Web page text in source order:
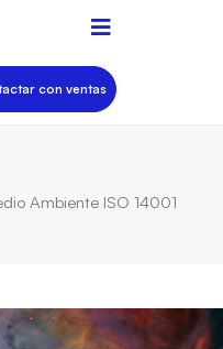
con ventas
Ambiente ISO 14001